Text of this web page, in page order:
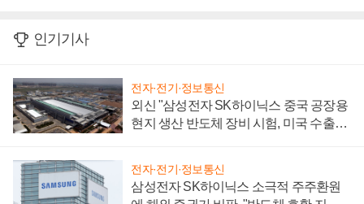
인기기사
전자·전기·정보통신
외신 "삼성전자 SK하이닉스 중국 공장용
현지 생산 반도체 장비 시험, 미국 수출통
전자·전기·정보통신
삼성전자 SK하이닉스 소극적 주주환원